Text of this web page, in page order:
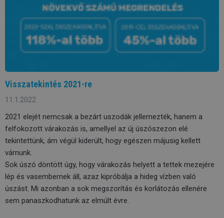
Visszatekintés 2021-re
11.1.2022
2021 elejét nemcsak a bezárt uszodák jellemezték, hanem a
felfokozott várakozás is, amellyel az új úszószezon elé
tekintettünk, ám végül kiderült, hogy egészen májusig kellett
várnunk.
Sok úszó döntött úgy, hogy várakozás helyett a tettek mezejére
lép és vasembernek áll, azaz kipróbálja a hideg vízben való
úszást. Mi azonban a sok megszorítás és korlátozás ellenére
sem panaszkodhatunk az elmúlt évre.